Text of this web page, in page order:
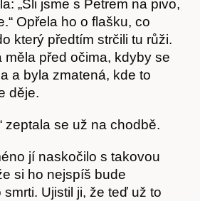
O nás
„Šli jsme s Petrem na pivo,
Opřela ho o flašku, co
který předtím strčili tu růži.
měla před očima, kdyby se
a byla zmatená, kde to
děje.
zeptala se už na chodbě.
jí naskočilo s takovou
si ho nejspíš bude
Ujistil ji, že teď už to